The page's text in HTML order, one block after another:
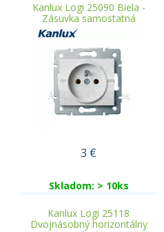
Kanlux Logi 25090 Biela -
Zásuvka samostatná
3 €
Skladom: > 10ks
Kanlux Logi 25118
Dvojnásobný horizontálny